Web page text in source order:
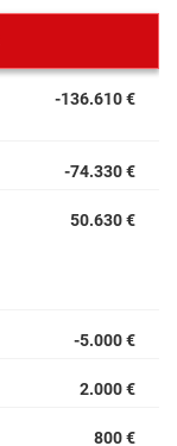
-136.610 €
-74.330 €
50.630 €
-5.000 €
2.000 €
800 €